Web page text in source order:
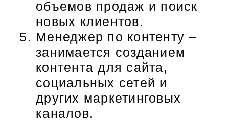
объемов продаж и поиск
новых клиентов.
Менеджер по контенту –
занимается созданием
контента для сайта,
социальных сетей и
других маркетинговых
каналов.